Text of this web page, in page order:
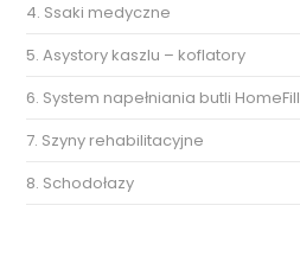
4. Ssaki medyczne
5. Asystory kaszlu – koflatory
6. System napełniania butli HomeFill
7. Szyny rehabilitacyjne
8. Schodołazy